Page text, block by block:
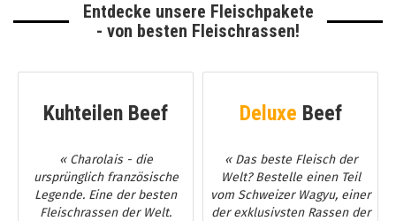
Entdecke unsere Fleischpakete
- von besten Fleischrassen!
Kuhteilen Beef
« Charolais - die
ursprünglich französische
Legende. Eine der besten
Fleischrassen der Welt.
Deluxe Beef
« Das beste Fleisch der
Welt? Bestelle einen Teil
vom Schweizer Wagyu, einer
der exklusivsten Rassen der